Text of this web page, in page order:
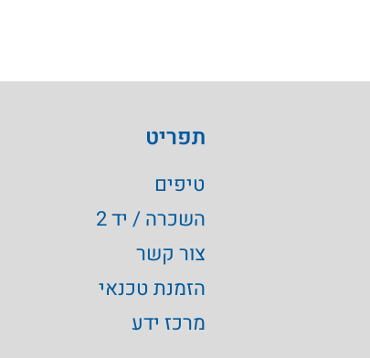
תפריט
טיפים
השכרה / יד 2
צור קשר
הזמנת טכנאי
מרכז ידע